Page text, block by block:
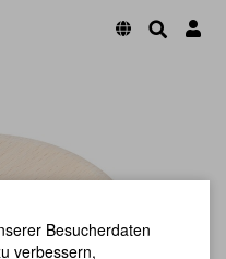
Besucherdaten
verbessern,